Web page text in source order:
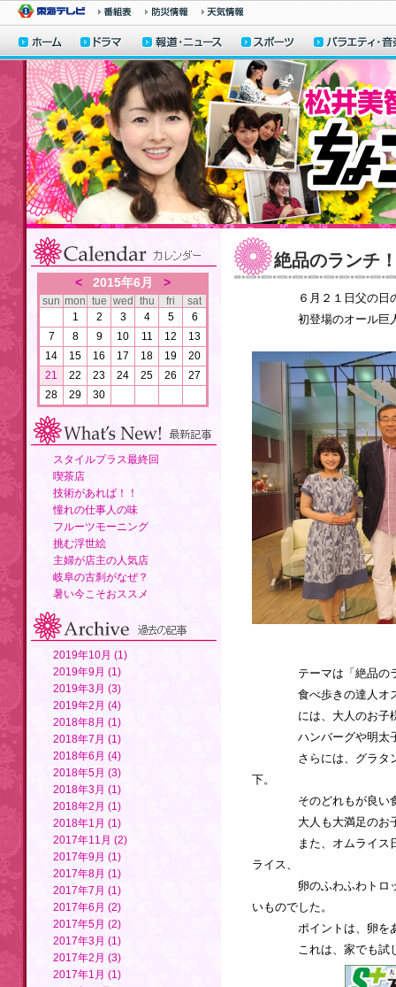
絶品のランチ
６月２１日父の日の
初登場のオール巨人
テーマは「絶品の
食べ歩きの達人オスス
には、大人のお子様
ハンバーグや明太子ス
さらには、グラタンや
下。
そのどれもが良い食
大人も大満足のお子様
また、オムライス日本
ライス、
卵のふわふわトロッと
いものでした。
ポイントは、卵をあ
これは、家でも試し
< 2015年6月 >
sun mon tue wed thu fri
sat
1
2 3 4 5
6
7
8 9 10 11 12
13
14
15 16 17 18 19
20
21
22 23 24 25 26
27
28
29 30
スタイルプラス最終回
喫茶店
技術があれば！！
憧れの仕事人の味
フルーツモーニング
挑む浮世絵
主婦が店主の人気店
岐阜の古刹がなぜ？
暑い今こそおススメ
2019年10月 (1)
2019年9月 (1)
2019年3月 (3)
2019年2月 (4)
2018年8月 (1)
2018年7月 (1)
2018年6月 (4)
2018年5月 (3)
2018年3月 (1)
2018年2月 (1)
2018年1月 (1)
2017年11月 (2)
2017年9月 (1)
2017年8月 (1)
2017年7月 (1)
2017年6月 (2)
2017年5月 (2)
2017年3月 (1)
2017年2月 (3)
2017年1月 (1)